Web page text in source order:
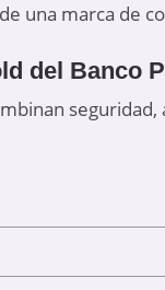
una marca de
del Banco